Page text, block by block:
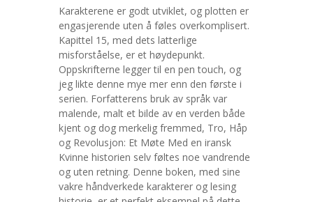
Karakterene er godt utviklet, og plotten er
engasjerende uten å føles overkomplisert.
Kapittel 15, med dets latterlige
misforståelse, er et høydepunkt.
Oppskrifterne legger til en pen touch, og
jeg likte denne mye mer enn den første i
serien. Forfatterens bruk av språk var
malende, malt et bilde av en verden både
kjent og dog merkelig fremmed, Tro, Håp
og Revolusjon: Et Møte Med en iransk
Kvinne historien selv føltes noe vandrende
og uten retning. Denne boken, med sine
vakre håndverkede karakterer og lesing